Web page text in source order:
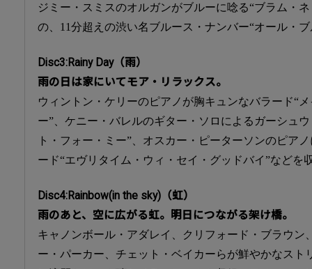
ジミー・スミスのオルガンがブルーに唸る“ブラム・
の、11分超えの渋い名ブルース・ナンバー“オール・
Disc3:Rainy Day（雨）
雨の日は家にいてモア・リラックス。
ウィントン・ケリーのピアノが胸キュンなバラード“
ー”、ケニー・バレルのギター・ソロによるガーシュ
ト・フォー・ミー”、オスカー・ピーターソンのピア
ード“エヴリタイム・ウィ・セイ・グッドバイ”などを
Disc4:Rainbow(in the sky)（虹）
雨のあと、空に広がる虹。明日につながる架け橋。
キャノンボール・アダレイ、クリフォード・ブラウン
ー・パーカー、チェット・ベイカーらが鮮やかなスト